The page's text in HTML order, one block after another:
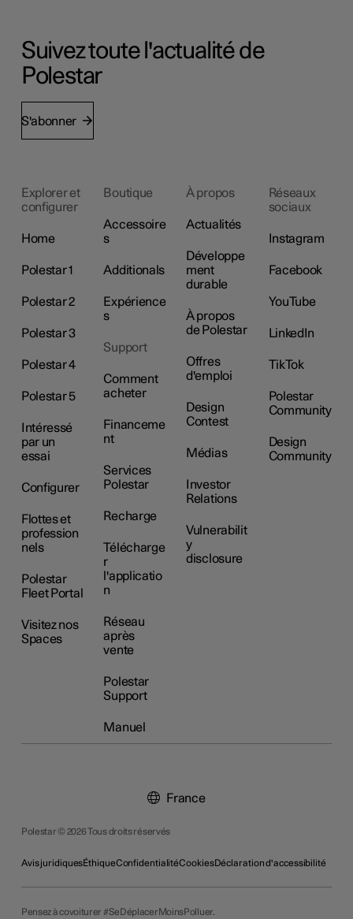
Suivez toute l'actualité de
Polestar
S'abonner
Explorer et
configurer
Home
Polestar 1
Polestar 2
Polestar 3
Polestar 4
Polestar 5
Intéressé
par un
essai
Configurer
Flottes et
profession
nels
Polestar
Fleet Portal
Visitez nos
Spaces
Boutique
Accessoire
s
Additionals
Expérience
s
Support
Comment
acheter
Financeme
nt
Services
Polestar
Recharge
Télécharge
r
l'applicatio
n
Réseau
après
vente
Polestar
Support
Manuel
À propos
Actualités
Développe
ment
durable
À propos
de Polestar
Offres
d'emploi
Design
Contest
Médias
Investor
Relations
Vulnerabilit
y
disclosure
Réseaux
sociaux
Instagram
Facebook
YouTube
LinkedIn
TikTok
Polestar
Community
Design
Community
Polestar © 2026 Tous droits réservés
Avis juridiquesÉthiqueConfidentialitéCookiesDéclaration d'accessibilité
France
Pensez à covoiturer #SeDéplacerMoinsPolluer.